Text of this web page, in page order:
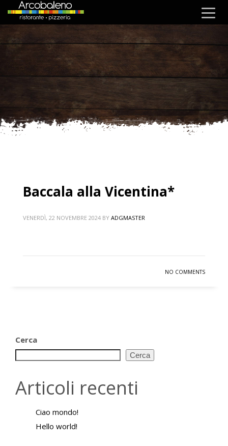
Baccala alla Vicentina*
VENERDÌ, 22 NOVEMBRE 2024 BY ADGMASTER
NO COMMENTS
Cerca
Cerca
Articoli recenti
Ciao mondo!
Hello world!